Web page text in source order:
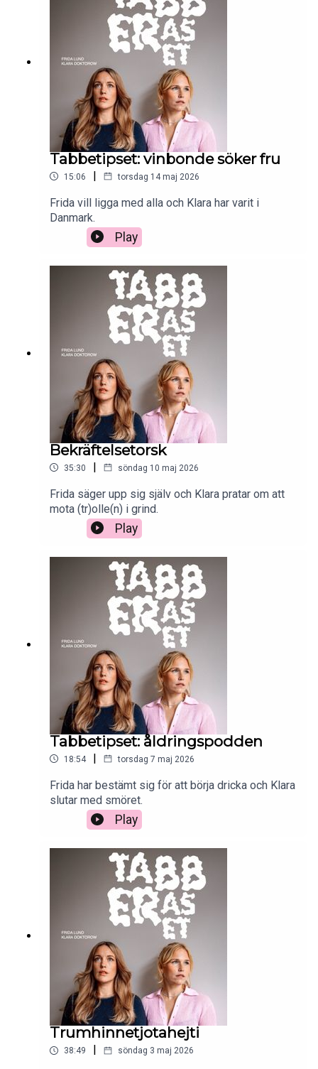
Tabbetipset: vinbonde söker fru
15:06 | torsdag 14 maj 2026
Frida vill ligga med alla och Klara har varit i
Danmark.
Play
Bekräftelsetorsk
35:30 | söndag 10 maj 2026
Frida säger upp sig själv och Klara pratar om att
mota (tr)olle(n) i grind.
Play
Tabbetipset: åldringspodden
18:54 | torsdag 7 maj 2026
Frida har bestämt sig för att börja dricka och Klara
slutar med smöret.
Play
Trumhinnetjotahejti
38:49 | söndag 3 maj 2026